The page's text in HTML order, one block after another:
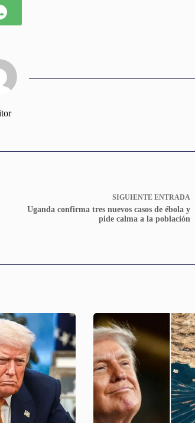
SIGUIENTE ENTRADA
Uganda confirma tres nuevos casos de ébola y
pide calma a la población